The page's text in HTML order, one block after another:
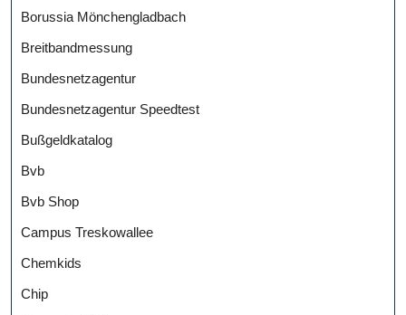
Borussia Mönchengladbach
Breitbandmessung
Bundesnetzagentur
Bundesnetzagentur Speedtest
Bußgeldkatalog
Bvb
Bvb Shop
Campus Treskowallee
Chemkids
Chip